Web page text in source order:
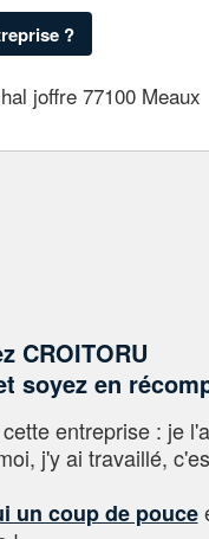
?
joffre 77100 Meaux
CROITORU
soyez en
entreprise : je
j'y ai travaillé,
un coup de pouce